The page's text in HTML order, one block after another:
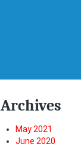
Archives
May 2021
June 2020